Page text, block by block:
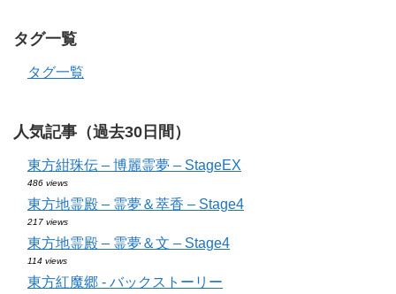
タグ一覧
タグ一覧
人気記事（過去30日間）
東方紺珠伝 – 博麗霊夢 – StageEX
486 views
東方地霊殿 – 霊夢＆萃香 – Stage4
217 views
東方地霊殿 – 霊夢＆文 – Stage4
114 views
東方紅魔郷 - バックストーリー